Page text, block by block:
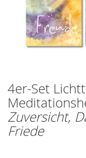
4er-Set
Zuversicht,
Friede
Zum
Anfang
der
Bildergalerie
springen